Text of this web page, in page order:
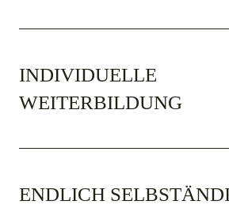
INDIVIDUELLE
WEITERBILDUNG
ENDLICH